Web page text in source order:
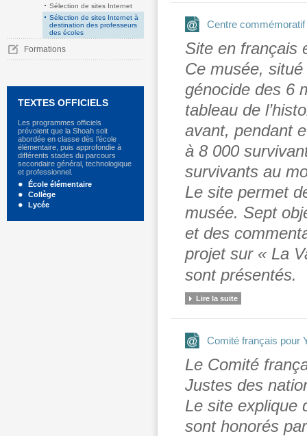
Sélection de sites Internet
Sélection de sites Internet à
destination des professeurs
des écoles
Formations
TEXTES OFFICIELS
Les programmes officiels
prévoient que la Shoah soit
abordée en classe dès l’école
élémentaire, puis approfondie à
différents stades du parcours
secondaire général, technologique
et professionnel.
École élémentaire
Collège
Lycée
Centre commémoratif
Site en français
Ce musée,
génocide des 6
tableau de
avant, pendant
à 8 000
survivants au
Le site permet
musée. Sept
et des
projet sur « La
sont présentés.
Lire la suite
Comité français pour
Le Comité
Justes des
Le site explique
sont honorés